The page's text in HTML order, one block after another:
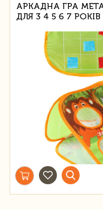
АРКАДНА ГРА
ДЛЯ 3 4 5 6 7 РОКІВ